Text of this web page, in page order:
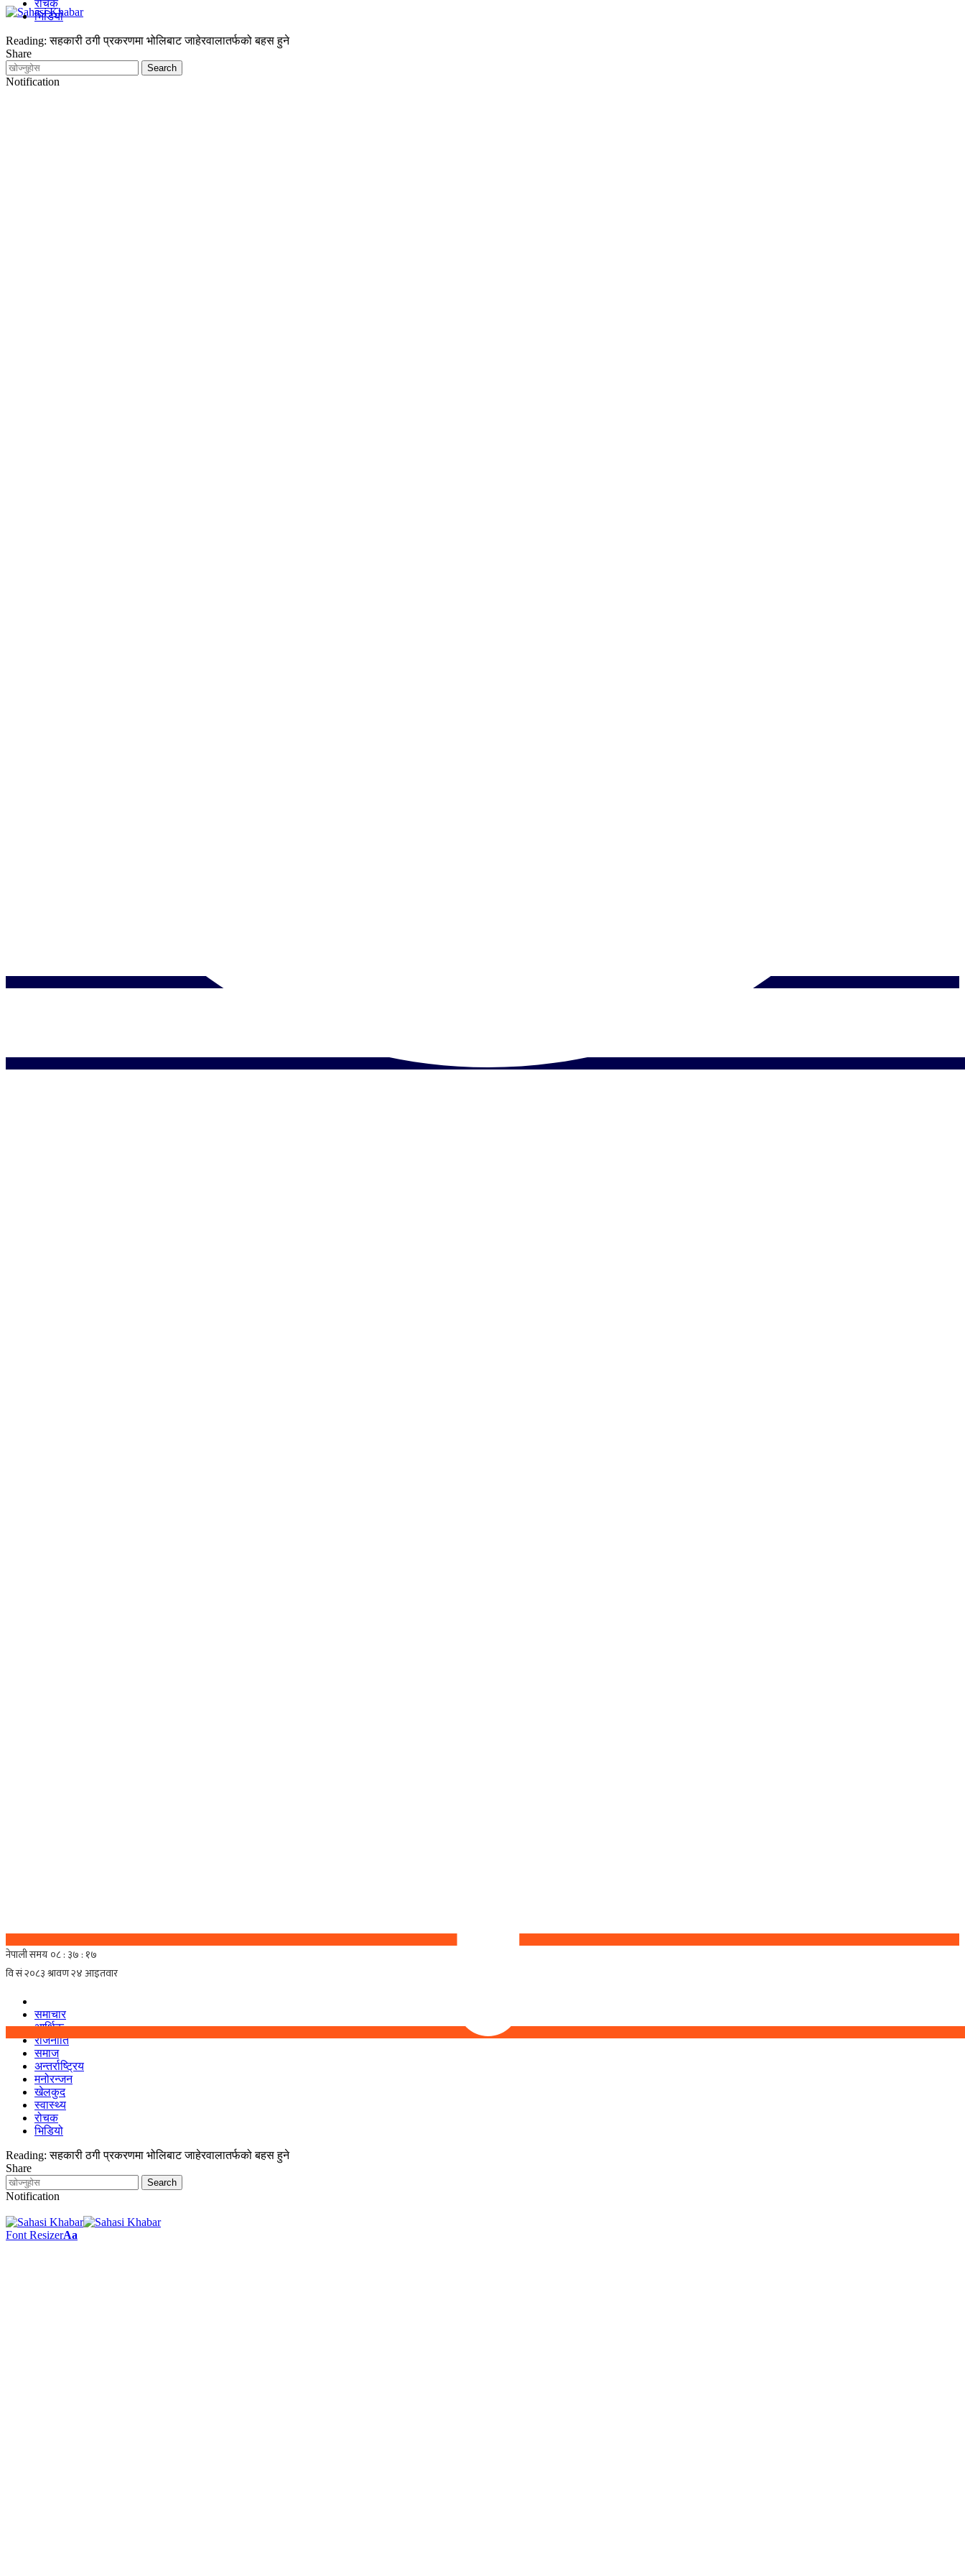
समाचार
आर्थिक
राजनीति
समाज
अन्तर्राष्ट्रिय
मनोरन्जन
खेलकुद
स्वास्थ्य
रोचक
भिडियो
Reading: सहकारी ठगी प्रकरणमा भोलिबाट जाहेरवालातर्फको बहस हुने
Share
Notification
रोचक
भिडियो
Reading: सहकारी ठगी प्रकरणमा भोलिबाट जाहेरवालातर्फको बहस हुने
Share
Notification
Font ResizerAa